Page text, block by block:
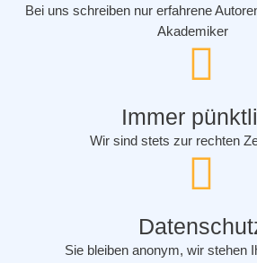
Bei uns schreiben nur erfahrene
Akademiker
Immer
Wir sind stets zur rechten
Sie bleiben anonym, wir stehen